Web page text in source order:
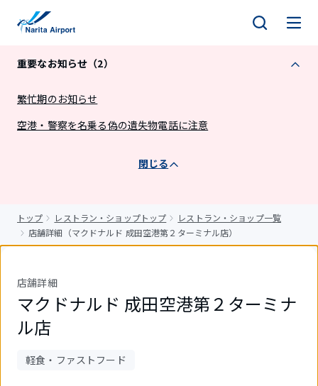
重要なお知らせ（2）
繁忙期のお知らせ
空港・警察を名乗る偽の遺失物電話に注意
閉じる
トップ レストラン・ショップトップ
レストラン・ショップ一覧
店舗詳細（マクドナルド 成田空港第２ターミナル店）
店舗詳細
マクドナルド 成田空港第２ターミナ
ル店
軽食・ファストフード